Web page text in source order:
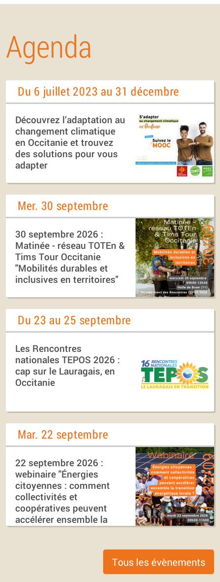
Agenda
Du 6 juillet 2023 au 31 décembre
Découvrez l’adaptation au
changement climatique
en Occitanie et trouvez
des solutions pour vous
adapter
Mer. 30 septembre
30 septembre 2026 :
Matinée - réseau TOTEn &
Tims Tour Occitanie
"Mobilités durables et
inclusives en territoires"
Du 23 au 25 septembre
Les Rencontres
nationales TEPOS 2026 :
cap sur le Lauragais, en
Occitanie
Mar. 22 septembre
22 septembre 2026 :
webinaire "Énergies
citoyennes : comment
collectivités et
coopératives peuvent
accélérer ensemble la
transition énergétique
Tous les évènements